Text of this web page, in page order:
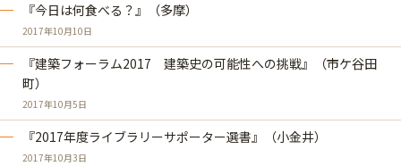
『今日は何食べる？』（多摩）
2017年10月10日
『建築フォーラム2017 建築史の可能性への挑戦』（市ケ谷田
町）
2017年10月5日
『2017年度ライブラリーサポーター選書』（小金井）
2017年10月3日